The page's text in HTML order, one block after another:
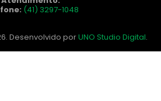
(41) 3297-1048
Desenvolvido porUNO Studio Digital.